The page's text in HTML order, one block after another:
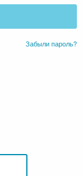
Забыли пароль?